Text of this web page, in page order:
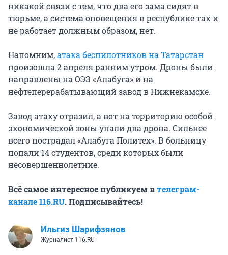
никакой связи с тем, что два его зама сидят в
тюрьме, а система оповещения в республике так и
не работает должным образом, нет.
Напомним,атака беспилотников на Татарстан
произошла 2 апреля ранним утром. Дроны были
направлены на ОЭЗ «Алабуга» и на
нефтеперерабатывающий завод в Нижнекамске.
Завод атаку отразил, а вот на территорию особой
экономической зоны упали два дрона. Сильнее
всего пострадал «Алабуга Политех». В больницу
попали 14 студентов, среди которых были
несовершеннолетние.
Всё самое интересное публикуем втелеграм-
канале 116.RU. Подписывайтесь!
Ильгиз Шарифзянов
Журналист 116.RU